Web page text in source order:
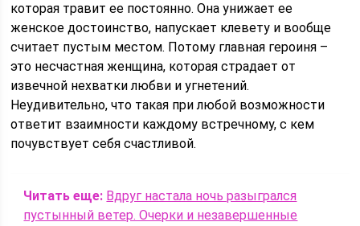
которая травит ее постоянно. Она унижает ее
женское достоинство, напускает клевету и вообще
считает пустым местом. Потому главная героиня –
это несчастная женщина, которая страдает от
извечной нехватки любви и угнетений.
Неудивительно, что такая при любой возможности
ответит взаимности каждому встречному, с кем
почувствует себя счастливой.
Читать еще: Вдруг настала ночь разыгрался
пустынный ветер. Очерки и незавершенные